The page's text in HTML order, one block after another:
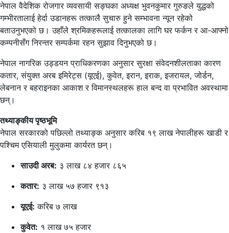
नेपाल वैदेशिक रोजगार व्यवसायी सङ्घका अध्यक्ष भुवनकुमार गुरुङले युद्धको
गम्भीरतालाई हेर्दा उडानहरू तत्कालै सुचारु हुने सम्भावना न्यून रहेको
बताउनुभएको छ। उहाँले श्रमिकहरूलाई तत्कालका लागि घर फर्कन र आ-आफ्नो
कम्पनीसँग निरन्तर सम्पर्कमा रहन सुझाव दिनुभएको छ।
नेपाल नागरिक उड्डयन प्राधिकरणका अनुसार सुरक्षा संवेदनशीलताका कारण
कतार, संयुक्त अरब इमिरेट्स (यूएई), कुवेत, इरान, इराक, इजरायल, जोर्डन,
लेबनान र बहराइनका आकाश र विमानस्थलहरू हाल बन्द वा प्रभावित अवस्थामा
छन्।
तथ्याङ्कीय पृष्ठभूमि
नेपाल सरकारको पछिल्लो तथ्याङ्क अनुसार करिब १९ लाख नेपालीहरू खाडी र
पश्चिम एसियाली मुलुकमा कार्यरत छन्।
साउदी अरब: ३ लाख ८४ हजार ८६५
कतार: ३ लाख ५७ हजार ९१३
यूएई: करिब ७ लाख
कुवेत: १ लाख ७५ हजार